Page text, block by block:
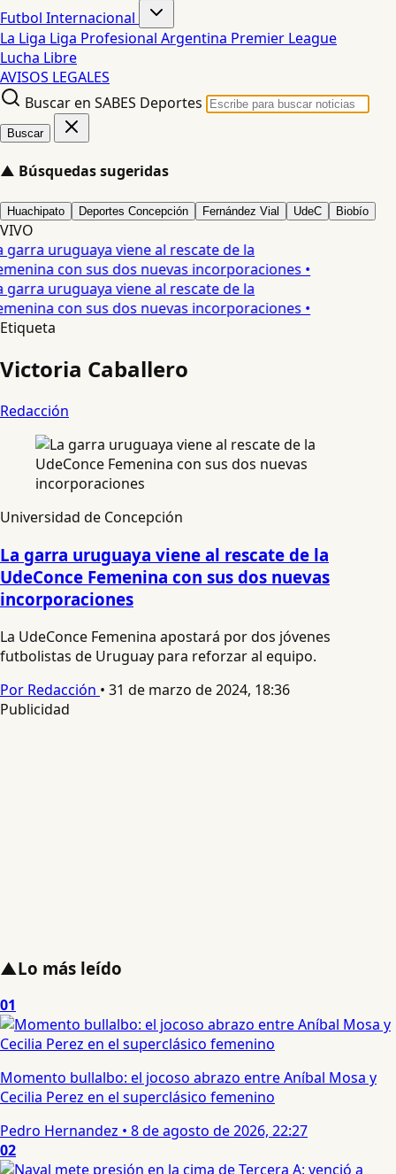
Futbol Internacional
La Liga Liga Profesional Argentina Premier League
Lucha Libre
AVISOS LEGALES
Buscar en SABES Deportes
Buscar
▲ Búsquedas sugeridas
Huachipato Deportes Concepción Fernández Vial UdeC Biobío
VIVO
garra uruguaya viene al rescate de la
con sus dos nuevas incorporaciones •
garra uruguaya viene al rescate de la
con sus dos nuevas incorporaciones •
Etiqueta
Victoria Caballero
Redacción
Universidad de Concepción
La garra uruguaya viene al rescate de la
UdeConce Femenina con sus dos nuevas
incorporaciones
La UdeConce Femenina apostará por dos jóvenes
futbolistas de Uruguay para reforzar al equipo.
Por Redacción • 31 de marzo de 2024, 18:36
Publicidad
▲Lo más leído
01
Momento bullalbo: el jocoso abrazo entre Aníbal Mosa y
Cecilia Perez en el superclásico femenino
Pedro Hernandez • 8 de agosto de 2026, 22:27
02